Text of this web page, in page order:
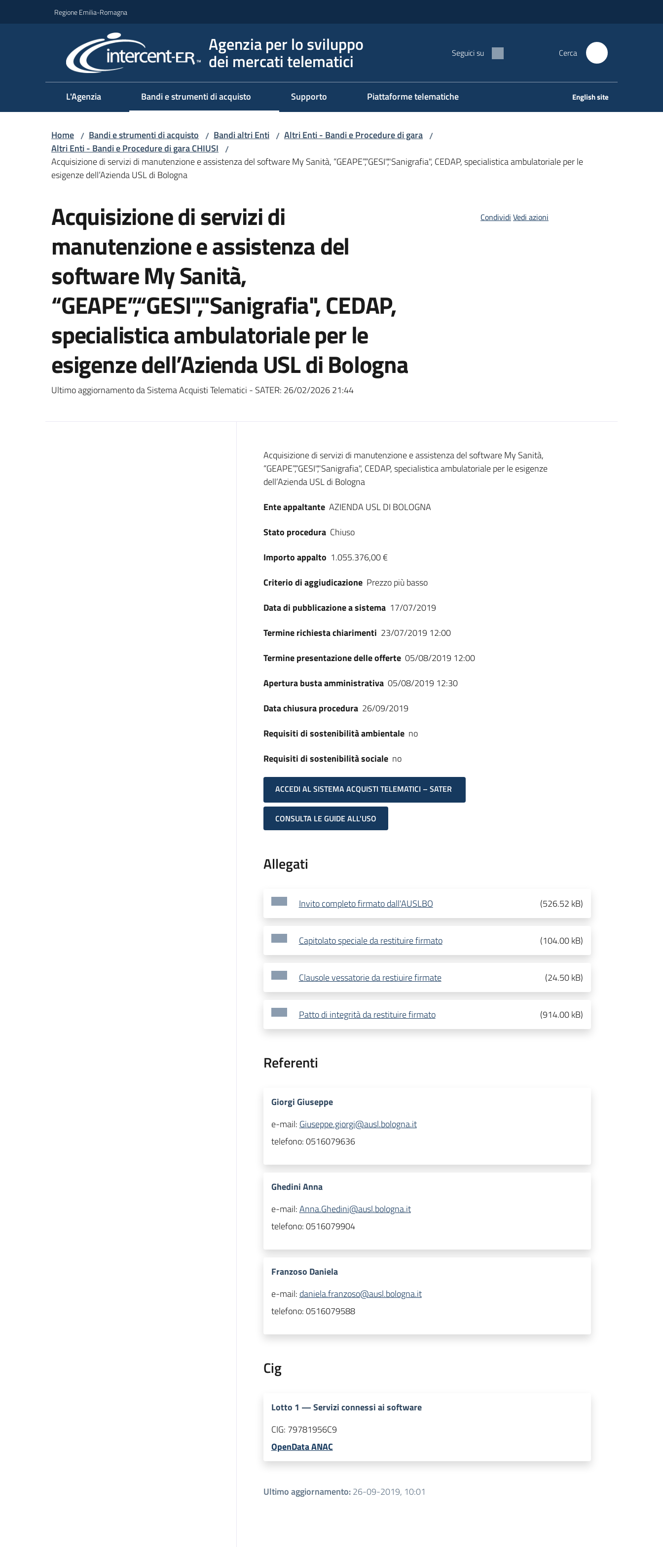
Regione Emilia-Romagna
Agenzia per lo sviluppo
dei mercati telematici Seguici su Cerca
L'Agenzia Bandi e strumenti di acquisto Supporto Piattaforme telematiche English site
Home / Bandi e strumenti di acquisto / Bandi altri Enti / Altri Enti - Bandi e Procedure di gara /
Altri Enti - Bandi e Procedure di gara CHIUSI /
Acquisizione di servizi di manutenzione e assistenza del software My Sanità, “GEAPE”,“GESI","Sanigrafia", CEDAP, specialistica ambulatoriale per le
esigenze dell’Azienda USL di Bologna
Acquisizione di servizi di
manutenzione e assistenza del
software My Sanità,
“GEAPE”,“GESI","Sanigrafia", CEDAP,
specialistica ambulatoriale per le
esigenze dell’Azienda USL di Bologna
Ultimo aggiornamento da Sistema Acquisti Telematici - SATER: 26/02/2026 21:44
Condividi Vedi azioni
Dati del bando
Acquisizione di servizi di manutenzione e assistenza del software My Sanità,
“GEAPE”,“GESI","Sanigrafia", CEDAP, specialistica ambulatoriale per le esigenze
dell’Azienda USL di Bologna
Ente appaltante AZIENDA USL DI BOLOGNA
Stato procedura Chiuso
Importo appalto 1.055.376,00 €
Criterio di aggiudicazione Prezzo più basso
Data di pubblicazione a sistema 17/07/2019
Termine richiesta chiarimenti 23/07/2019 12:00
Termine presentazione delle offerte 05/08/2019 12:00
Apertura busta amministrativa 05/08/2019 12:30
Data chiusura procedura 26/09/2019
Requisiti di sostenibilità ambientale no
Requisiti di sostenibilità sociale no
ACCEDI AL SISTEMA ACQUISTI TELEMATICI – SATER
CONSULTA LE GUIDE ALL'USO
Allegati
Invito completo firmato dall'AUSLBO (526.52 kB)
Capitolato speciale da restituire firmato (104.00 kB)
Clausole vessatorie da restiuire firmate (24.50 kB)
Patto di integrità da restituire firmato (914.00 kB)
Referenti
Giorgi Giuseppe
e-mail: Giuseppe.giorgi@ausl.bologna.it
telefono:0516079636
Ghedini Anna
e-mail:Anna.Ghedini@ausl.bologna.it
telefono:0516079904
Franzoso Daniela
e-mail: daniela.franzoso@ausl.bologna.it
telefono:0516079588
Cig
Lotto 1 —Servizi connessi ai software
CIG: 79781956C9
OpenData ANAC
Ultimo aggiornamento:26-09-2019, 10:01